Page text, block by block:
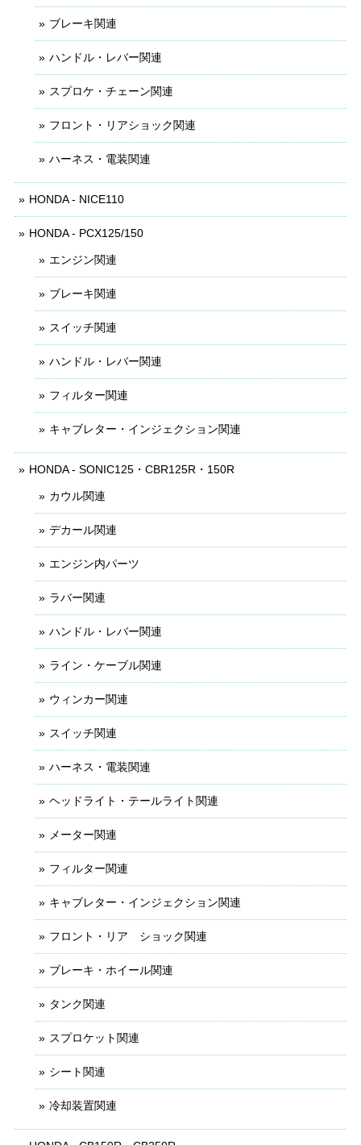
ブレーキ関連
ハンドル・レバー関連
スプロケ・チェーン関連
フロント・リアショック関連
ハーネス・電装関連
HONDA - NICE110
HONDA - PCX125/150
エンジン関連
ブレーキ関連
スイッチ関連
ハンドル・レバー関連
フィルター関連
キャブレター・インジェクション関連
HONDA - SONIC125・CBR125R・150R
カウル関連
デカール関連
エンジン内パーツ
ラバー関連
ハンドル・レバー関連
ライン・ケーブル関連
ウィンカー関連
スイッチ関連
ハーネス・電装関連
ヘッドライト・テールライト関連
メーター関連
フィルター関連
キャブレター・インジェクション関連
フロント・リア ショック関連
ブレーキ・ホイール関連
タンク関連
スプロケット関連
シート関連
冷却装置関連